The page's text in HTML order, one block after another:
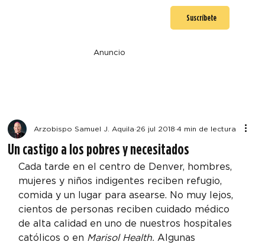
Suscríbete
Anuncio
Un castigo a los pobres y necesitados
Arzobispo Samuel J. Aquila 26 jul 2018 4 min de lectura
Cada tarde en el centro de Denver, hombres,
mujeres y niños indigentes reciben refugio,
comida y un lugar para asearse. No muy lejos,
cientos de personas reciben cuidado médico
de alta calidad en uno de nuestros hospitales
católicos o en Marisol Health. Algunas